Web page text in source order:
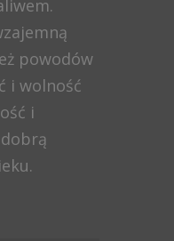
powodów
i wolność
i